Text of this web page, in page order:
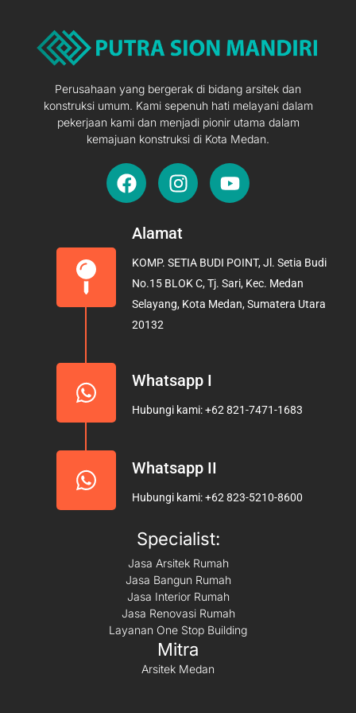
Perusahaan yang bergerak di bidang arsitek dan
konstruksi umum. Kami sepenuh hati melayani dalam
pekerjaan kami dan menjadi pionir utama dalam
kemajuan konstruksi di Kota Medan.
F
a
e
o
o
k
I
n
t
g
r
a
Y
o
b
e
Alamat
KOMP. SETIA BUDI POINT, Jl. Setia Budi
No.15 BLOK C, Tj. Sari, Kec. Medan
Selayang, Kota Medan, Sumatera Utara
20132
Whatsapp I
Hubungi kami: +62 821-7471-1683
Whatsapp II
Hubungi kami: +62 823-5210-8600
Specialist:
Jasa Arsitek Rumah
Jasa Bangun Rumah
Jasa Interior Rumah
Jasa Renovasi Rumah
Layanan One Stop Building
Mitra
Arsitek Medan